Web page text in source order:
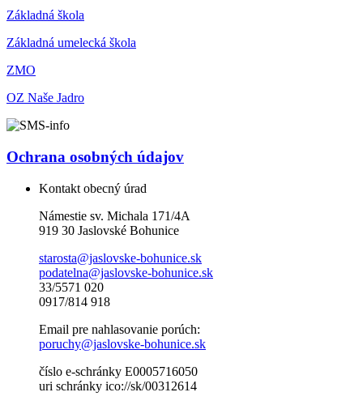
Základná škola
Základná umelecká škola
ZMO
OZ Naše Jadro
Ochrana osobných údajov
Kontakt obecný úrad
Námestie sv. Michala 171/4A
919 30 Jaslovské Bohunice
starosta@jaslovske-bohunice.sk
podatelna@jaslovske-bohunice.sk
33/5571 020
0917/814 918
Email pre nahlasovanie porúch:
poruchy@jaslovske-bohunice.sk
číslo e-schránky E0005716050
uri schránky ico://sk/00312614